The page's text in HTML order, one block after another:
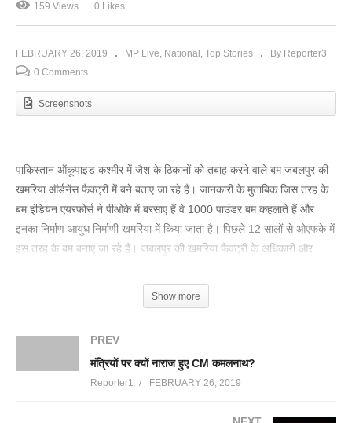
159 Views 0 Likes
FEBRUARY 26, 2019 MP Live National Top Stories
By Reporter3
0 Comments
Screenshots
पाकिस्तान ऑकूपाइड कश्मीर में जैश के ठिकानों को तबाह करने वाले बम जबलपुर की
खमरिया ऑर्डनेंस फैक्ट्री में बने बताए जा रहे हैं। जानकारी के मुताबिक जिस तरह के
बम इंडियन एयरफोर्स ने पीओके में बरसाए हैं वे 1000 पाउंडर बम कहलाते हैं और
इनका निर्माण आयुध निर्माणी खमरिया में किया जाता है। पिछले 12 सालों से ओएफके में
इस तरह के बम बनाए जा रहे हैं। जबलपुर की खमरिया फैक्ट्री के अधिकारी और
OFK के सूत्रों के मुताबिक 1000 पाउंडर बम की लंबाई 5 फीट और वजन लगभग
500 किलोग्राम होता है। इस महा विनाशकारी बम का खोल 250 किलोग्राम का होता
है जो कि टंगस्टन, जस्ता जैसी धातुओं से बना होता है। इसके अंदर 250 किलो वजन
Show more
PREV
मंत्रियों पर क्यों नाराज हुए CM कमलनाथ?
Reporter1 FEBRUARY 26, 2019